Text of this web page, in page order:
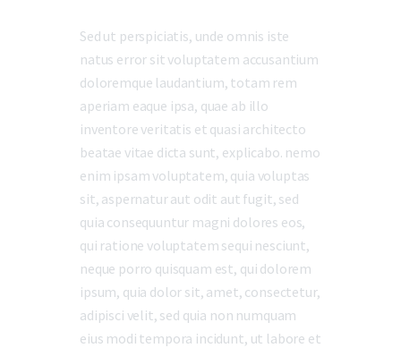
Sed ut perspiciatis, unde omnis iste
natus error sit voluptatem accusantium
doloremque laudantium, totam rem
aperiam eaque ipsa, quae ab illo
inventore veritatis et quasi architecto
beatae vitae dicta sunt, explicabo. nemo
enim ipsam voluptatem, quia voluptas
sit, aspernatur aut odit aut fugit, sed
quia consequuntur magni dolores eos,
qui ratione voluptatem sequi nesciunt,
neque porro quisquam est, qui dolorem
ipsum, quia dolor sit, amet, consectetur,
adipisci velit, sed quia non numquam
eius modi tempora incidunt, ut labore et